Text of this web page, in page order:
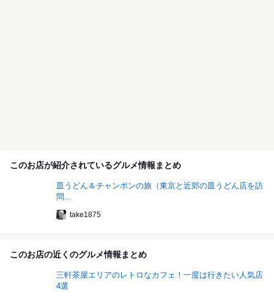
このお店が紹介されているグルメ情報まとめ
皿うどん＆チャンポンの旅（東京と近郊の皿うどん店を訪
問...
take1875
このお店の近くのグルメ情報まとめ
三軒茶屋エリアのレトロなカフェ！一度は行きたい人気店
4選